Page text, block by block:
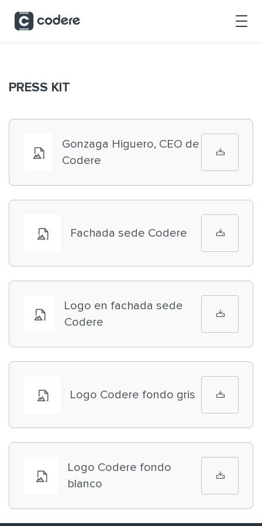
PRESS KIT
Gonzaga Higuero, CEO de
Codere
Fachada sede Codere
Logo en fachada sede
Codere
Logo Codere fondo gris
Logo Codere fondo
blanco